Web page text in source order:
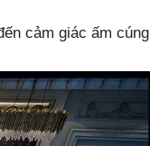
cảm giác ấm cúng